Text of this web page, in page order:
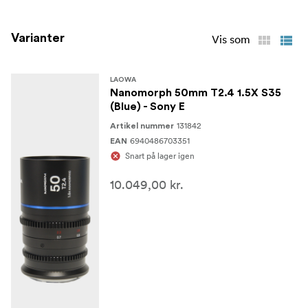
Beskyttende objektivetui
Varianter Vis som
LAOWA
Nanomorph 50mm T2.4 1.5X S35
(Blue) - Sony E
Artikel nummer 131842
EAN 6940486703351
Snart på lager igen
10.049,00 kr.